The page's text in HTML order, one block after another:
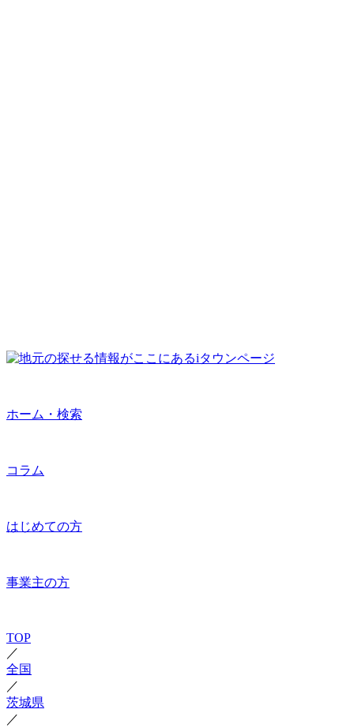
ホーム・検索
コラム
はじめての方
事業主の方
TOP
／
全国
／
茨城県
／